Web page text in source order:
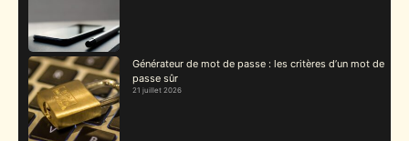
Générateur de mot de passe : les critères d’un mot de
passe sûr
21 juillet 2026